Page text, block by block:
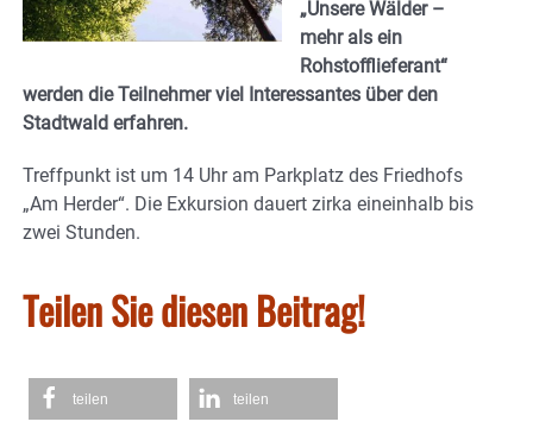
„Unsere Wälder –
mehr als ein
Rohstofflieferant“
werden die Teilnehmer viel Interessantes über den
Stadtwald erfahren.
Treffpunkt ist um 14 Uhr am Parkplatz des Friedhofs
„Am Herder“. Die Exkursion dauert zirka eineinhalb bis
zwei Stunden.
Teilen Sie diesen Beitrag!
teilen teilen